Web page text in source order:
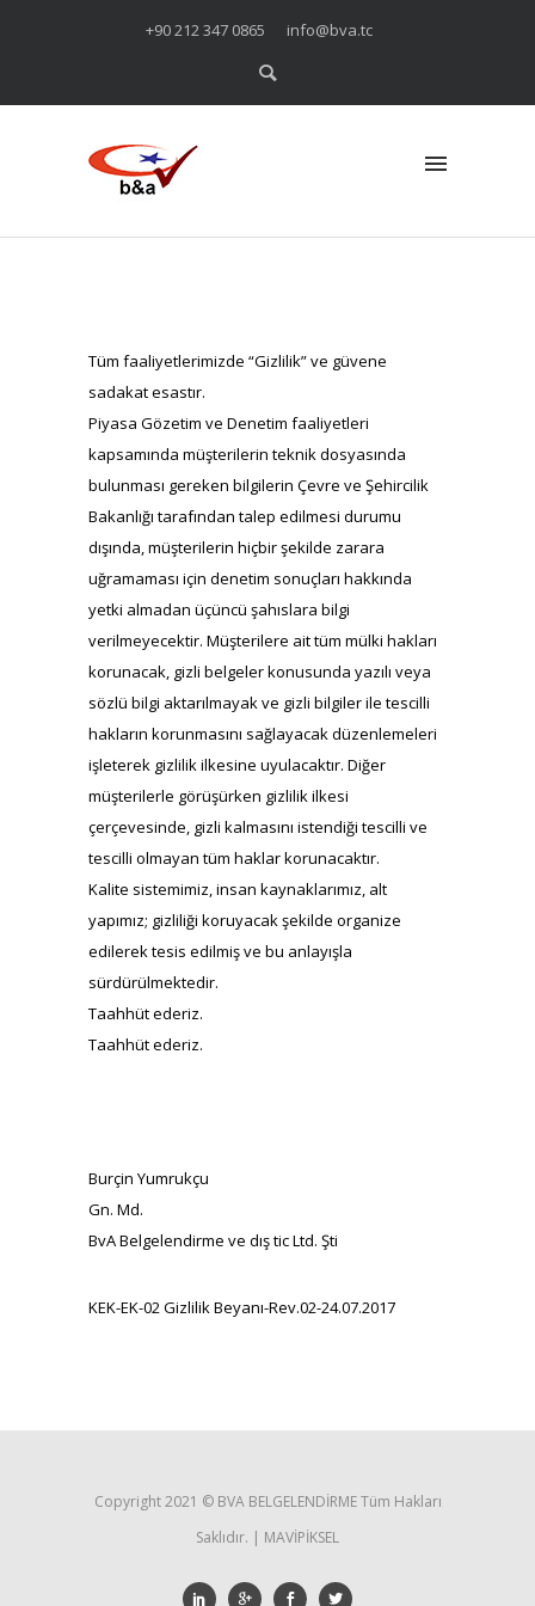
+90 212 347 0865 info@bva.tc
Tüm faaliyetlerimizde “Gizlilik” ve güvene
sadakat esastır.
Piyasa Gözetim ve Denetim faaliyetleri
kapsamında müşterilerin teknik dosyasında
bulunması gereken bilgilerin Çevre ve Şehircilik
Bakanlığı tarafından talep edilmesi durumu
dışında, müşterilerin hiçbir şekilde zarara
uğramaması için denetim sonuçları hakkında
yetki almadan üçüncü şahıslara bilgi
verilmeyecektir. Müşterilere ait tüm mülki hakları
korunacak, gizli belgeler konusunda yazılı veya
sözlü bilgi aktarılmayak ve gizli bilgiler ile tescilli
hakların korunmasını sağlayacak düzenlemeleri
işleterek gizlilik ilkesine uyulacaktır. Diğer
müşterilerle görüşürken gizlilik ilkesi
çerçevesinde, gizli kalmasını istendiği tescilli ve
tescilli olmayan tüm haklar korunacaktır.
Kalite sistemimiz, insan kaynaklarımız, alt
yapımız; gizliliği koruyacak şekilde organize
edilerek tesis edilmiş ve bu anlayışla
sürdürülmektedir.
Taahhüt ederiz.
Taahhüt ederiz.
Burçin Yumrukçu
Gn. Md.
BvA Belgelendirme ve dış tic Ltd. Şti
KEK-EK-02 Gizlilik Beyanı-Rev.02-24.07.2017
Copyright 2021 ©️ BVA BELGELENDİRME Tüm Hakları
Saklıdır. | MAVİPİKSEL